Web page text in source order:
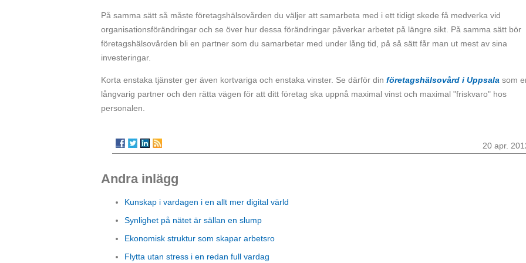
På samma sätt så måste företagshälsovården du väljer att samarbeta med i ett tidigt skede få medverka vid
organisationsförändringar och se över hur dessa förändringar påverkar arbetet på längre sikt. På samma sätt bör
företagshälsovården bli en partner som du samarbetar med under lång tid, på så sätt får man ut mest av sina
investeringar.
Korta enstaka tjänster ger även kortvariga och enstaka vinster. Se därför din företagshälsovård i Uppsala som
långvarig partner och den rätta vägen för att ditt företag ska uppnå maximal vinst och maximal "friskvaro" hos
personalen.
20 apr.
Andra inlägg
Kunskap i vardagen i en allt mer digital värld
Synlighet på nätet är sällan en slump
Ekonomisk struktur som skapar arbetsro
Flytta utan stress i en redan full vardag